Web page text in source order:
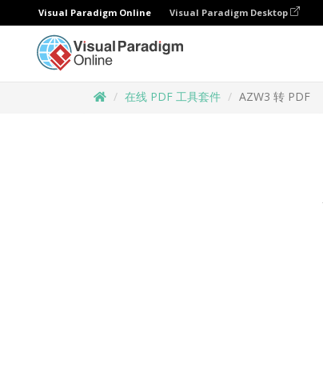
Visual Paradigm Online Visual Paradigm Desktop
在线 PDF 工具套件 AZW3 转 PDF